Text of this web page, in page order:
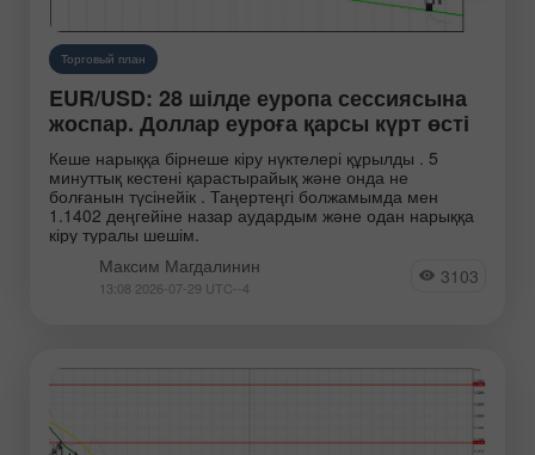
Торговый план
EUR/USD: 28 шілде еуропа сессиясына
жоспар. Доллар еуроға қарсы күрт өсті
Кеше нарыққа бірнеше кіру нүктелері құрылды . 5
минуттық кестені қарастырайық және онда не
болғанын түсінейік . Таңертеңгі болжамымда мен
1.1402 деңгейіне назар аудардым және одан нарыққа
кіру туралы шешім.
Максим Магдалинин
13:08 2026-07-29 UTC--4 3103